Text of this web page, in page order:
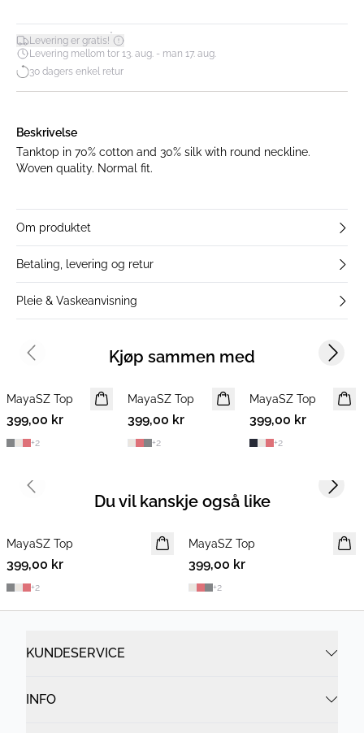
Levering er gratis!*
Levering mellom tor 13. aug. - man 17. aug.
30 dagers enkel retur
Beskrivelse
Tanktop in 70% cotton and 30% silk with round neckline.
Woven quality. Normal fit.
Om produktet
Betaling, levering og retur
Pleie & Vaskeanvisning
Kjøp sammen med
MayaSZ Top
399,00 kr
+2
MEDLEMSTILBUD
MayaSZ Top
399,00 kr
+2
MEDLEMSTILBUD
MayaSZ Top
399,00 kr
+2
Previous slide Next
Du vil kanskje også like
MayaSZ Top
399,00 kr
+2
MEDLEMSTILBUD
MayaSZ Top
399,00 kr
+2
Previous slide Next
KUNDESERVICE
INFO